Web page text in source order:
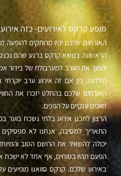
מופע קרקס לאירועים- כזה
האורחים שלכם יהיו מרותקים להופעה
הראשונה בנושא קרקס ברגע שהם
יהפוך את הערב למערבולת של בידור
הילדות. בין אם זה אירוע ערב
האורחים שלכם בהחלט יזכרו את
חיוכים ענקיים על הפנים.
הרצון לתכנן אירוע בלתי נשכח בוער
התאריך למסיבה, אנחנו לא מפסיקים
יכולה להשאיר את הרושם הטוב
הפעם תהיו בטוחים, אף אחד לא ישכח
באירוע שלכם. קרקס סוואגו מופיעים